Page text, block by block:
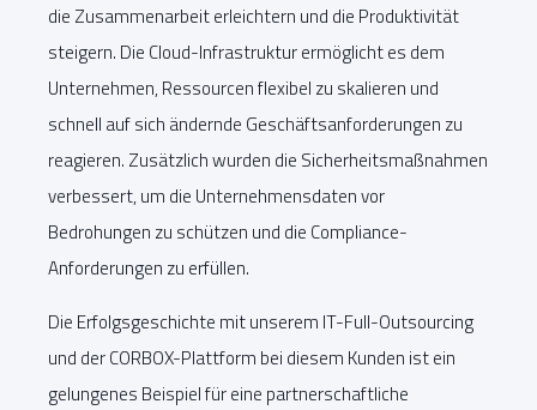
die Zusammenarbeit erleichtern und die Produktivität
steigern. Die Cloud-Infrastruktur ermöglicht es dem
Unternehmen, Ressourcen flexibel zu skalieren und
schnell auf sich ändernde Geschäftsanforderungen zu
reagieren. Zusätzlich wurden die Sicherheitsmaßnahmen
verbessert, um die Unternehmensdaten vor
Bedrohungen zu schützen und die Compliance-
Anforderungen zu erfüllen.
Die Erfolgsgeschichte mit unserem IT-Full-Outsourcing
und der CORBOX-Plattform bei diesem Kunden ist ein
gelungenes Beispiel für eine partnerschaftliche